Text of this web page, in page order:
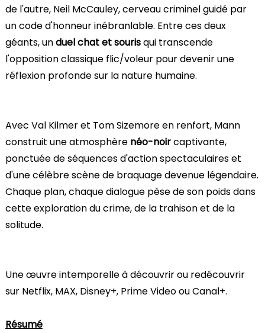
de l'autre, Neil McCauley, cerveau criminel guidé par
un code d'honneur inébranlable. Entre ces deux
géants, unduel chat et sourisqui transcende
l'opposition classique flic/voleur pour devenir une
réflexion profonde sur la nature humaine.
Avec Val Kilmer et Tom Sizemore en renfort, Mann
construit une atmosphère néo-noircaptivante,
ponctuée de séquences d'action spectaculaires et
d'une célèbre scène de braquage devenue légendaire.
Chaque plan, chaque dialogue pèse de son poids dans
cette exploration du crime, de la trahison et de la
solitude.
Une œuvre intemporelle à découvrir ou redécouvrir
sur Netflix, MAX, Disney+, Prime Video ou Canal+.
Résumé